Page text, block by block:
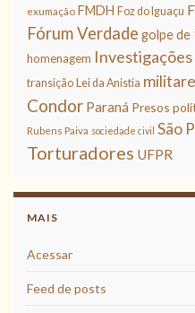
exumação FMDH Foz do Iguaçu
Fórum Verdade golpe de
homenagem Investigações
transição
Lei da Anistia
Condor Paraná Presos
Rubens Paiva sociedade civil São
Torturadores UFPR
MAIS
Acessar
Feed de posts